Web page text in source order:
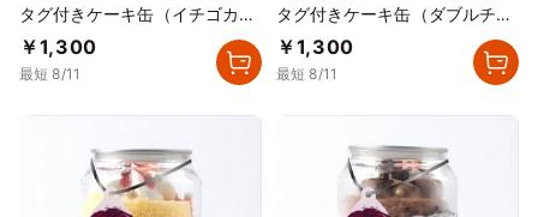
タグ付きケーキ缶（イチゴカス
タード）
￥1,300
最短 8/11
タグ付きケーキ缶（ダブルチョ
コレート）
￥1,300
最短 8/11